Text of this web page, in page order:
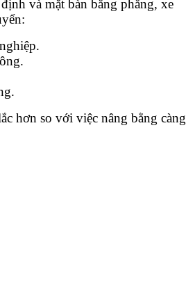
và mặt bàn bằng phẳng, xe
hơn so với việc nâng bằng càng